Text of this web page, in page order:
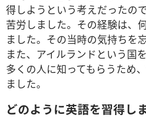
得しようという考えだったの
苦労しました。その経験は、
ました。その当時の気持ちを
また、アイルランドという国
多くの人に知ってもらうため
ました。
どのように英語を習得し